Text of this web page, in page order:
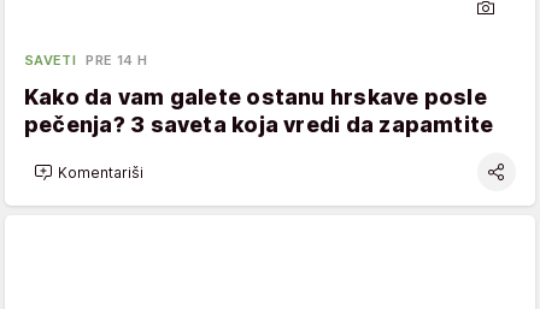
SAVETI PRE 14 H
Kako da vam galete ostanu hrskave posle
pečenja? 3 saveta koja vredi da zapamtite
Komentariši